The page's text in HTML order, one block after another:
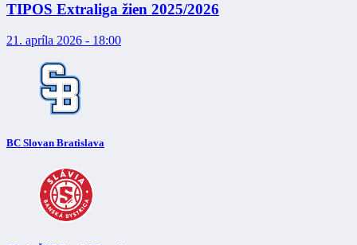
TIPOS Extraliga žien 2025/2026
21. apríla 2026 - 18:00
BC Slovan Bratislava